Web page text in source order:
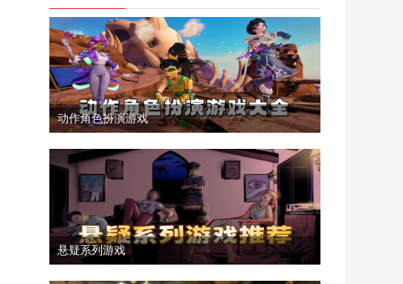
动作角色扮演游戏
悬疑系列游戏